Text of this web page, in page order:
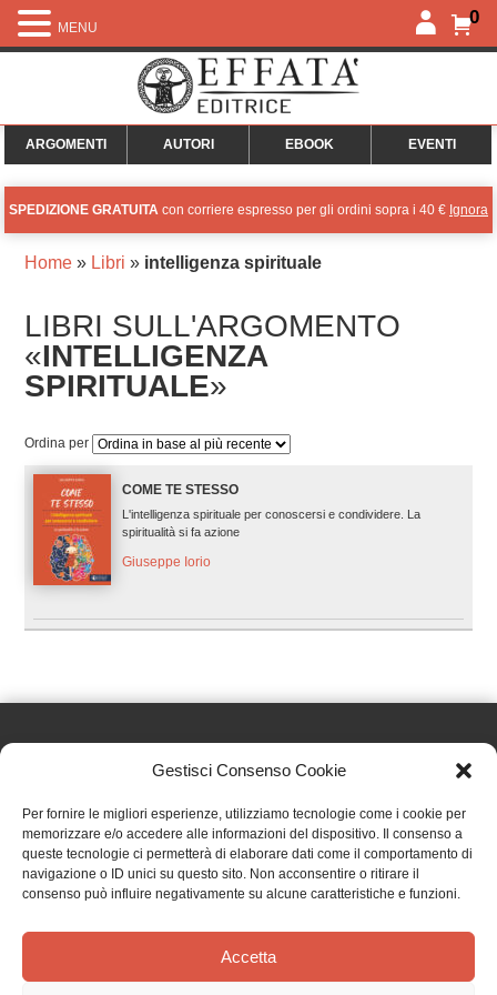
Gestisci Consenso Cookie
Per fornire le migliori esperienze, utilizziamo tecnologie come i cookie per
memorizzare e/o accedere alle informazioni del dispositivo. Il consenso a
queste tecnologie ci permetterà di elaborare dati come il comportamento di
navigazione o ID unici su questo sito. Non acconsentire o ritirare il
consenso può influire negativamente su alcune caratteristiche e funzioni.
Accetta
0
ARGOMENTI AUTORI EBOOK EVENTI
SPEDIZIONE GRATUITA con corriere espresso per gli ordini sopra i 40 € Ignora
Home» Libri » intelligenza spirituale
LIBRI SULL'ARGOMENTO
«INTELLIGENZA
SPIRITUALE»
Ordina per
COME TE STESSO
L'intelligenza spirituale per conoscersi e condividere. La
spiritualità si fa azione
Giuseppe Iorio
Effatà Editrice di Pellegrino Paolo SAS
C.F. e P.IVA 09655250018
Via Tre Denti, 1 - 10060 Cantalupa (TO)
Telefono: (+39) 0121 353452 - Fax: (+39) 0121 353839
MENU